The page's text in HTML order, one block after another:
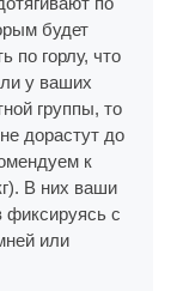
будет
по горлу, что
у ваших
группы, то
дорастут до
к
В них ваши
фиксируясь с
или